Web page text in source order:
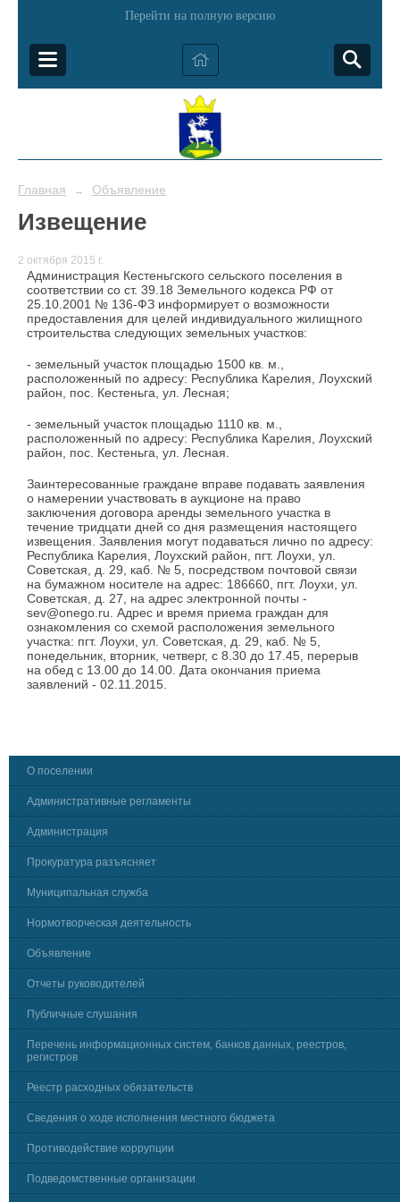
Перейти на полную версию
Главная → Объявление
Извещение
2 октября 2015 г.
Администрация Кестеньгского сельского поселения в
соответствии со ст. 39.18 Земельного кодекса РФ от
25.10.2001 № 136-ФЗ информирует о возможности
предоставления для целей индивидуального жилищного
строительства следующих земельных участков:
- земельный участок площадью 1500 кв. м.,
расположенный по адресу: Республика Карелия, Лоухский
район, пос. Кестеньга, ул. Лесная;
- земельный участок площадью 1110 кв. м.,
расположенный по адресу: Республика Карелия, Лоухский
район, пос. Кестеньга, ул. Лесная.
Заинтересованные граждане вправе подавать заявления
о намерении участвовать в аукционе на право
заключения договора аренды земельного участка в
течение тридцати дней со дня размещения настоящего
извещения. Заявления могут подаваться лично по адресу:
Республика Карелия, Лоухский район, пгт. Лоухи, ул.
Советская, д. 29, каб. № 5, посредством почтовой связи
на бумажном носителе на адрес: 186660, пгт. Лоухи, ул.
Советская, д. 27, на адрес электронной почты -
sev@onego.ru. Адрес и время приема граждан для
ознакомления со схемой расположения земельного
участка: пгт. Лоухи, ул. Советская, д. 29, каб. № 5,
понедельник, вторник, четверг, с 8.30 до 17.45, перерыв
на обед с 13.00 до 14.00. Дата окончания приема
заявлений - 02.11.2015.
О поселении
Административные регламенты
Администрация
Прокуратура разъясняет
Муниципальная служба
Нормотворческая деятельность
Объявление
Отчеты руководителей
Публичные слушания
Перечень информационных систем, банков данных, реестров,
регистров
Реестр расходных обязательств
Сведения о ходе исполнения местного бюджета
Противодействие коррупции
Подведомственные организации